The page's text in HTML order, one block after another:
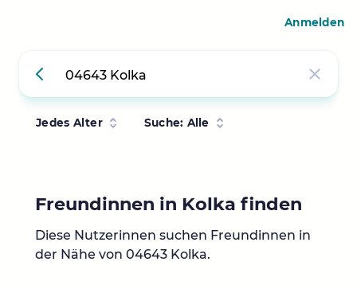
Jedes Alter Suche: Alle
Freundinnen in Kolka finden
Diese Nutzerinnen suchen Freundinnen in
der Nähe von 04643 Kolka.
Anmelden